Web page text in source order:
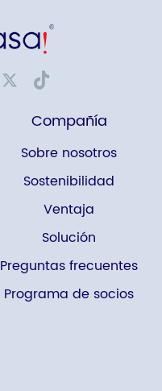
Compañía
Sobre nosotros
Sostenibilidad
Ventaja
Solución
Preguntas frecuentes
Programa de socios